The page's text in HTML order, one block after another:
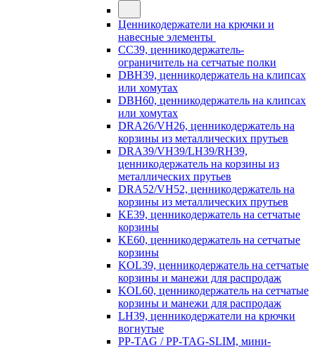
Ценникодержатели на крючки и
навесные элементы
CC39, ценникодержатель-
ограничитель на сетчатые полки
DBH39, ценникодержатель на клипсах
или хомутах
DBH60, ценникодержатель на клипсах
или хомутах
DRA26/VH26, ценникодержатель на
корзины из металлических прутьев
DRA39/VH39/LH39/RH39,
ценникодержатель на корзины из
металлических прутьев
DRA52/VH52, ценникодержатель на
корзины из металлических прутьев
KE39, ценникодержатель на сетчатые
корзины
KE60, ценникодержатель на сетчатые
корзины
KOL39, ценникодержатель на сетчатые
корзины и манежи для распродаж
KOL60, ценникодержатель на сетчатые
корзины и манежи для распродаж
LH39, ценникодержатели на крючки
вогнутые
PP-TAG / PP-TAG-SLIM, мини-